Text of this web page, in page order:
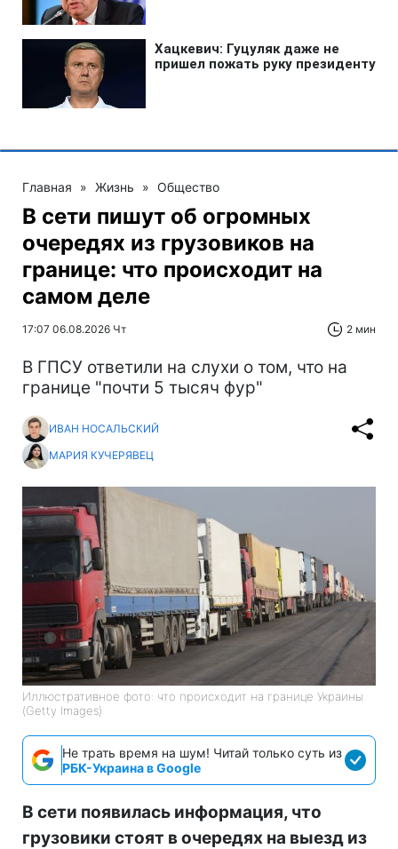
Главная » Жизнь » Общество
В сети пишут об огромных
очередях из грузовиков на
границе: что происходит на
самом деле
17:07 06.08.2026 Чт 2 мин
В ГПСУ ответили на слухи о том, что на
границе "почти 5 тысяч фур"
ИВАН НОСАЛЬСКИЙ
МАРИЯ КУЧЕРЯВЕЦ
Иллюстративное фото: что происходит на границе Украины
(Getty Images)
Не трать время на шум! Читай только суть из
РБК-Украина в Google
В сети появилась информация, что
грузовики стоят в очередях на выезд из